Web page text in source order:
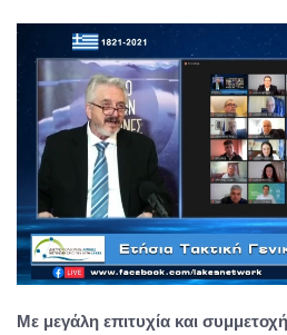
Με μεγάλη επιτυχία και